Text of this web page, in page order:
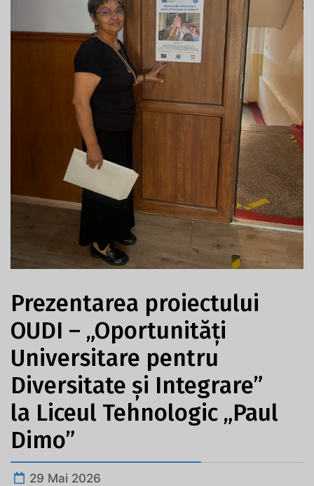
Prezentarea proiectului
OUDI – „Oportunități
Universitare pentru
Diversitate și Integrare”
la Liceul Tehnologic „Paul
Dimo”
29 Mai 2026